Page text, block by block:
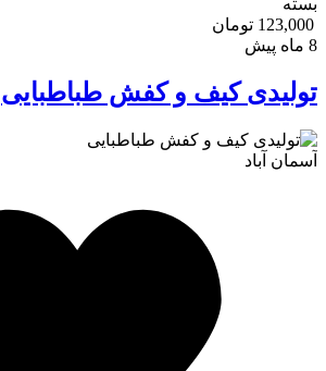
بسته
123,000 تومان
تولیدی کیف و کفش طباطبایی
آسمان آباد